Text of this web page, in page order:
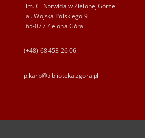
im. C. Norwida w Zielonej Górze
al. Wojska Polskiego 9
65-077 Zielona Góra
(+48) 68 453 26 06
p.karp@biblioteka.zgora.pl